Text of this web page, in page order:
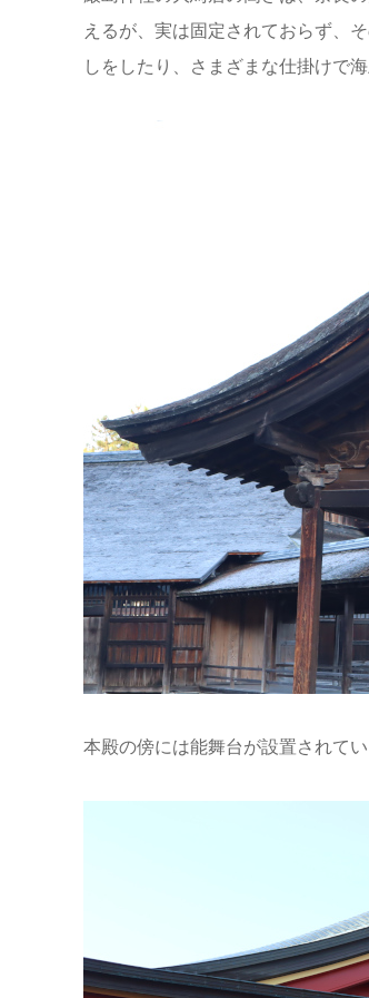
えるが、実は固定されておらず、
しをしたり、さまざまな仕掛けで
本殿の傍には能舞台が設置されて